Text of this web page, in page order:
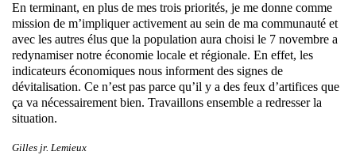
En terminant, en plus de mes trois priorités, je me donne comme
mission de m’impliquer activement au sein de ma communauté et
avec les autres élus que la population aura choisi le 7 novembre a
redynamiser notre économie locale et régionale. En effet, les
indicateurs économiques nous informent des signes de
dévitalisation. Ce n’est pas parce qu’il y a des feux d’artifices que
ça va nécessairement bien. Travaillons ensemble a redresser la
situation.
Gilles jr. Lemieux